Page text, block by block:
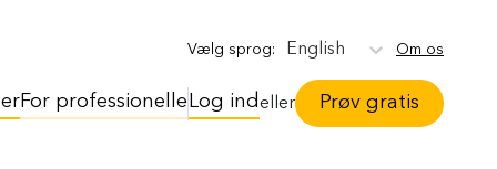
Vælg sprog: English Om os
For professionelle Log indeller Prøv gratis